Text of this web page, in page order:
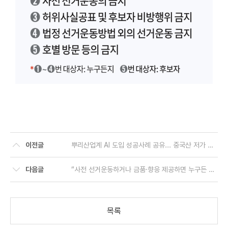
이전글 뿌리산업계 AI 도입 성공사례 공유... 중국산 저가 공세 대응방안도 모색
다음글 “사전 선거운동하거나 금품·향응 제공하면 누구든 처벌대상”
목록